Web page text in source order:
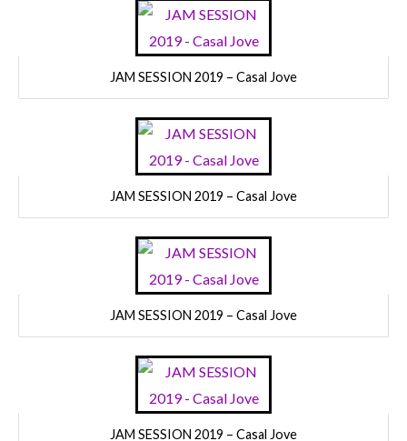
JAM SESSION 2019 – Casal Jove
JAM SESSION 2019 – Casal Jove
JAM SESSION 2019 – Casal Jove
JAM SESSION 2019 – Casal Jove